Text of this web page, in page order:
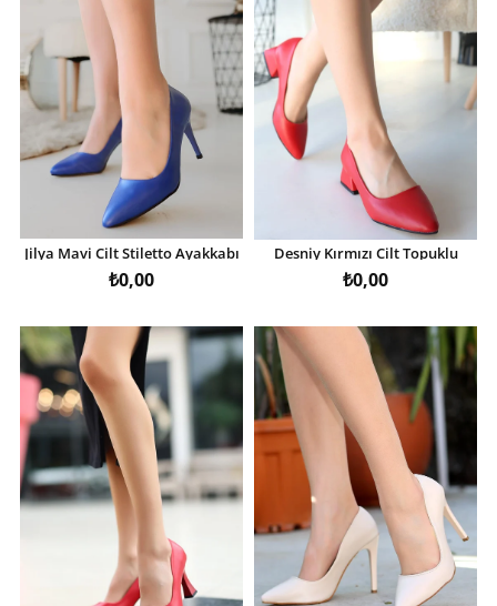
Jilya Mavi Cilt Stiletto Ayakkabı
₺0,00
Desniy Kırmızı Cilt Topuklu
Ayakkabı
₺0,00